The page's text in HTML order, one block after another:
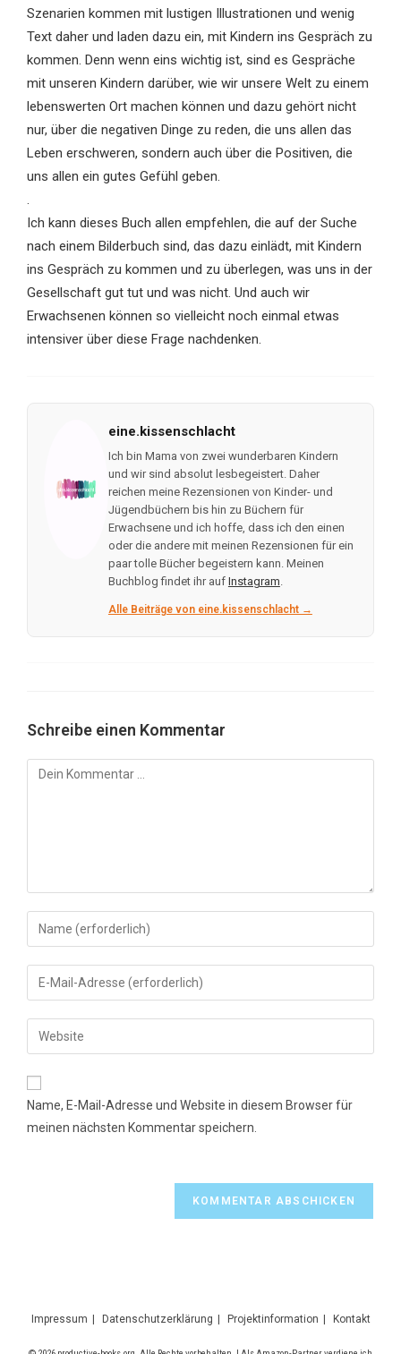
Szenarien kommen mit lustigen Illustrationen und wenig
Text daher und laden dazu ein, mit Kindern ins Gespräch zu
kommen. Denn wenn eins wichtig ist, sind es Gespräche
mit unseren Kindern darüber, wie wir unsere Welt zu einem
lebenswerten Ort machen können und dazu gehört nicht
nur, über die negativen Dinge zu reden, die uns allen das
Leben erschweren, sondern auch über die Positiven, die
uns allen ein gutes Gefühl geben.
.
Ich kann dieses Buch allen empfehlen, die auf der Suche
nach einem Bilderbuch sind, das dazu einlädt, mit Kindern
ins Gespräch zu kommen und zu überlegen, was uns in der
Gesellschaft gut tut und was nicht. Und auch wir
Erwachsenen können so vielleicht noch einmal etwas
intensiver über diese Frage nachdenken.
eine.kissenschlacht
Ich bin Mama von zwei wunderbaren Kindern
und wir sind absolut lesbegeistert. Daher
reichen meine Rezensionen von Kinder- und
Jügendbüchern bis hin zu Büchern für
Erwachsene und ich hoffe, dass ich den einen
oder die andere mit meinen Rezensionen für ein
paar tolle Bücher begeistern kann. Meinen
Buchblog findet ihr auf Instagram.
Alle Beiträge von eine.kissenschlacht →
Schreibe einen Kommentar
Kommentar
Gib
deinen
Namen
oder
zum
Kommentieren
ein
Gib
deine
E-
Mail-
zum
Kommentieren
ein
Gib
deine
Website-
Name, E-Mail-Adresse und Website in diesem Browser für
meinen nächsten Kommentar speichern.
Impressum Datenschutzerklärung Projektinformation Kontakt